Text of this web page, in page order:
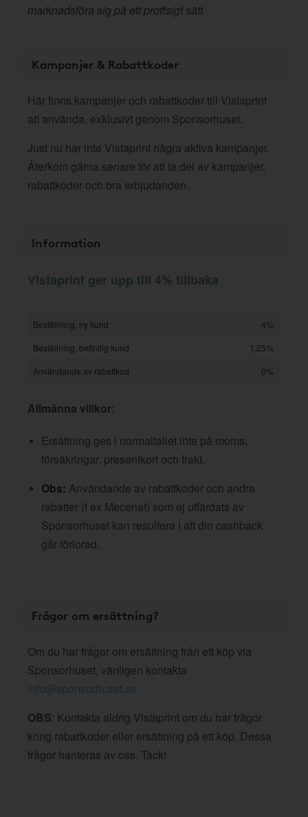
marknadsföra sig på ett proffsigt sätt.
Kampanjer & Rabattkoder
Här finns kampanjer och rabattkoder till Vistaprint
att använda, exklusivt genom Sponsorhuset.
Just nu har inte Vistaprint några aktiva kampanjer.
Återkom gärna senare för att ta del av kampanjer,
rabattkoder och bra erbjudanden.
Information
Vistaprint ger upp till 4% tillbaka
Beställning, ny kund
4%
Beställning, befintlig kund
1,25%
Användande av rabattkod
0%
Allmänna villkor:
Ersättning ges i normalfallet inte på moms,
försäkringar, presentkort och frakt.
Obs: Användande av rabattkoder och andra
rabatter (t ex Mecenat) som ej utfärdats av
Sponsorhuset kan resultera i att din cashback
går förlorad.
Frågor om ersättning?
Om du har frågor om ersättning från ett köp via
Sponsorhuset, vänligen kontakta
info@sponsorhuset.se
OBS: Kontakta aldrig Vistaprint om du har frågor
kring rabattkoder eller ersättning på ett köp. Dessa
frågor hanteras av oss. Tack!